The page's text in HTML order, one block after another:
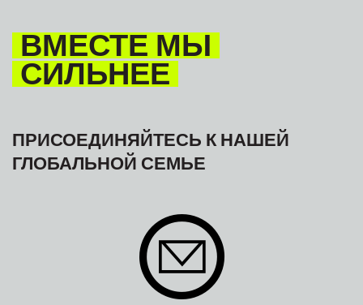
ВМЕСТЕ МЫ
СИЛЬНЕЕ
ПРИСОЕДИНЯЙТЕСЬ К НАШЕЙ
ГЛОБАЛЬНОЙ СЕМЬЕ